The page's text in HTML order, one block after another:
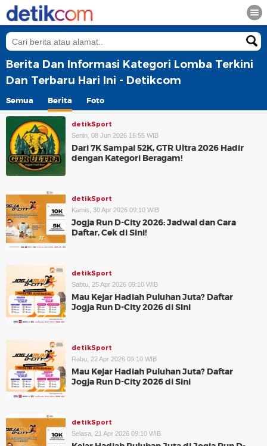
Berita Dan Informasi Kategori Lomba Terkini
Dan Terbaru Hari Ini - Detikcom
Semua Berita Foto
detikSport
Senin, 08 Jun 2026 16:55 WIB
Dari 7K Sampai 52K, GTR Ultra 2026 Hadir
dengan Kategori Beragam!
detikSport
Kamis, 30 Apr 2026 09:10 WIB
Jogja Run D-City 2026: Jadwal dan Cara
Daftar, Cek di Sini!
detikSport
Sabtu, 25 Apr 2026 09:10 WIB
Mau Kejar Hadiah Puluhan Juta? Daftar
Jogja Run D-City 2026 di Sini
detikSport
Rabu, 22 Apr 2026 09:10 WIB
Mau Kejar Hadiah Puluhan Juta? Daftar
Jogja Run D-City 2026 di Sini
detikSport
Selasa, 21 Apr 2026 09:10 WIB